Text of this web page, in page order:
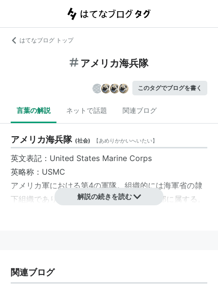
はてなブログ トップ
アメリカ海兵隊
このタグでブログを書く
言葉の解説 ネットで話題 関連ブログ
アメリカ海兵隊 (社会) 【あめりかかいへいたい】
英文表記： United States Marine Corps
英略称： USMC
アメリカ軍における第4の軍隊。組織的には海軍省の隷
下組織であり、
海兵隊の指揮権は海軍司令部に属する。
陸上戦闘から航空支援まで独自の戦力でまかなう事がで
きる事から最近では遠征軍の主戦力として使われる事が
解説の続きを読む
関連ブログ